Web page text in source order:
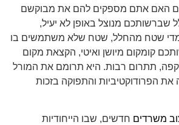
האם אתם מספקים להם את מבוקשם
מנוצל באופן לא יעיל,
מדי שטח מהחלל, שטח שלא משתמשים בו
קומקום מיושן ואיטי, הקצאת מקום
תתרום רבות. היא תרומם את המורל
את הפרודוקטיביות והתפוקה בזכות
משרדים חדשים, שבו הייחודיות